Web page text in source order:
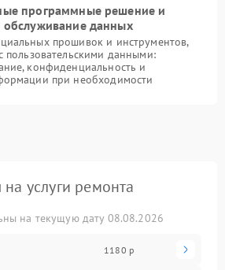
программные решение и
обслуживание данных
прошивок и инструментов,
пользовательскими данными:
конфиденциальность и
при необходимости
услуги ремонта
на текущую дату 08.08.2026
1180 р